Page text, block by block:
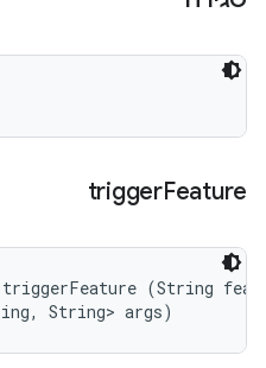
triggerFeature
triggerFeature (String
String> args)